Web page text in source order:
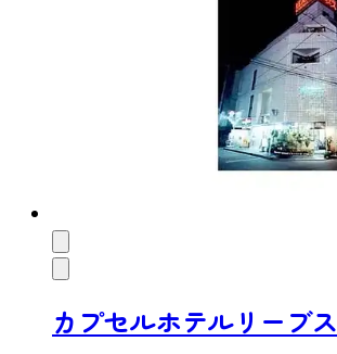
カプセルホテルリーブス